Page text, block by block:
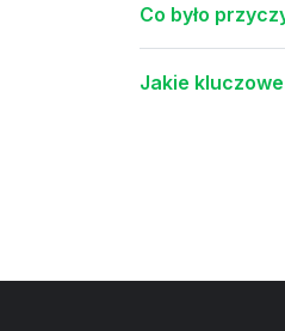
Co było
Jakie